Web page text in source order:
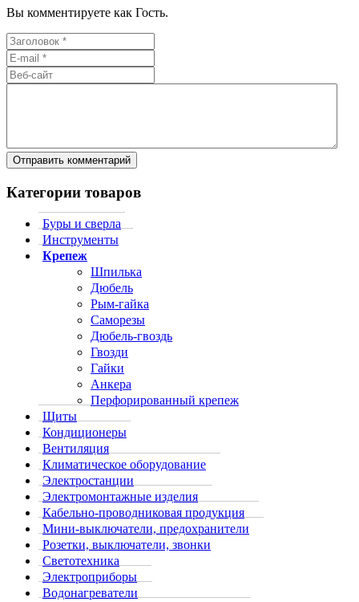
Вы комментируете как Гость.
Категории товаров
Буры и сверла
Инструменты
Крепеж
Шпилька
Дюбель
Рым-гайка
Саморезы
Дюбель-гвоздь
Гвозди
Гайки
Анкера
Перфорированный крепеж
Щиты
Кондиционеры
Вентиляция
Климатическое оборудование
Электростанции
Электромонтажные изделия
Кабельно-проводниковая продукция
Мини-выключатели, предохранители
Розетки, выключатели, звонки
Светотехника
Электроприборы
Водонагреватели